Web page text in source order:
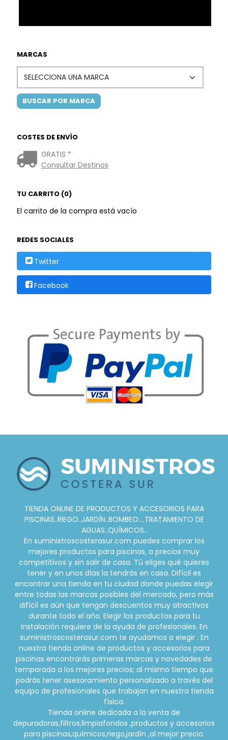
MARCAS
COSTES DE ENVÍO
GRATIS *
Consultar Destinos
TU CARRITO (0)
El carrito de la compra está vacío
REDES SOCIALES
Twitter
Facebook
TIENDA ONLINE DE PRODUCTOS Y ACCESORIOS PARA
PISCINAS..RIEGO..JARDÍN..BOMBEO....TRATAMIENTO DE
AGUAS..QUÍMICOS..
En suministroscosterasur.com puedes comprar los
mejores productos para piscinas, a precios muy
competitivos y sin salir de casa. Tú eliges qué quieres
tener y en unos días la tendrás en casa. Difícil es
encontrar una tienda en tu ciudad donde puedas elegir
entre todas las marcas posibles del mercado, pero más
difícil es aún que tengan descuentos muy atractivos
durante todo el año. Elegir los productos para tu
instalación requiere de la ayuda de profesionales. En
suministroscosterasur.com te ayudamos a elegir . En
nuestra tienda online de productos y accesorios para
piscinas encontrarás primeras marcas y novedades de
temporada a los mejores precios; al mismo tiempo que
podrás tener asesoramiento personalizado a través del
equipo de profesionales que trabajan en nuestra tienda
física.
Tienda online dedicada a la venta de
depuradoras,filtros,limpiafondos ,productos y accesorios
para piscinas,químicos,riego,jardín ,al mejor precio.